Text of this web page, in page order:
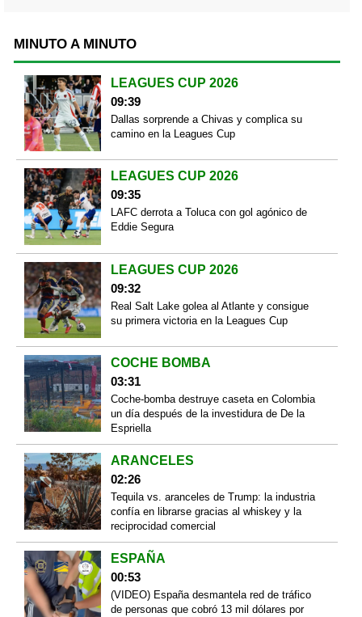
MINUTO A MINUTO
LEAGUES CUP 2026
09:39
Dallas sorprende a Chivas y complica su
camino en la Leagues Cup
LEAGUES CUP 2026
09:35
LAFC derrota a Toluca con gol agónico de
Eddie Segura
LEAGUES CUP 2026
09:32
Real Salt Lake golea al Atlante y consigue
su primera victoria en la Leagues Cup
COCHE BOMBA
03:31
Coche-bomba destruye caseta en Colombia
un día después de la investidura de De la
Espriella
ARANCELES
02:26
Tequila vs. aranceles de Trump: la industria
confía en librarse gracias al whiskey y la
reciprocidad comercial
ESPAÑA
00:53
(VIDEO) España desmantela red de tráfico
de personas que cobró 13 mil dólares por